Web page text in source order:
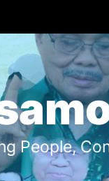
People,